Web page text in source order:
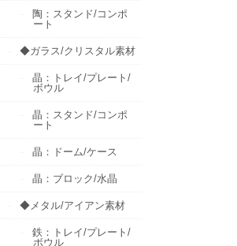
陶：スタンド/コンポ
ート
◆ガラス/クリスタル素材
晶：トレイ/プレート/
ボウル
晶：スタンド/コンポ
ート
晶：ドーム/ケース
晶：ブロック/水晶
◆メタル/アイアン素材
鉄：トレイ/プレート/
ボウル